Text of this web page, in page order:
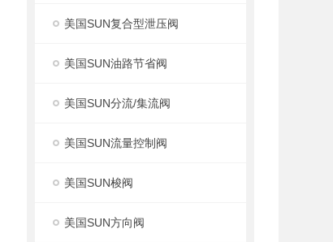
美国SUN复合型泄压阀
美国SUN油路节省阀
美国SUN分流/集流阀
美国SUN流量控制阀
美国SUN梭阀
美国SUN方向阀